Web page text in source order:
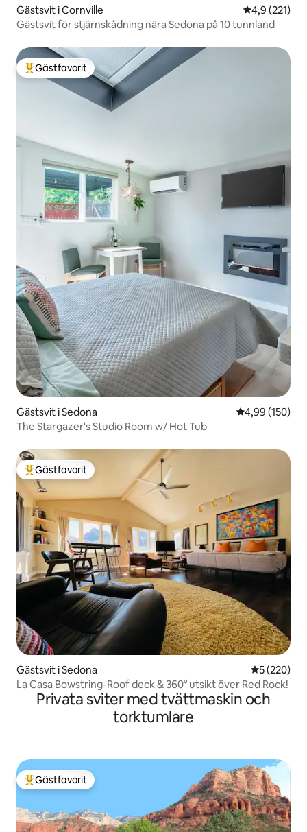
Gästsvit i Cornville 4,9 av 5 i
4,9 (221)
Gästsvit för stjärnskådning nära Sedona på 10 tunnland
Populär gästfavorit
Gästfavorit
Gästsvit i Sedona 4,99 av 5 i
4,99 (150)
The Stargazer's Studio Room w/ Hot Tub
Populär gästfavorit
Gästfavorit
Gästsvit i Sedona 5 av 5 i
5 (220)
La Casa Bowstring-Roof deck & 360° utsikt över Red Rock!
Privata sviter med tvättmaskin och
torktumlare
Populär gästfavorit
Gästfavorit